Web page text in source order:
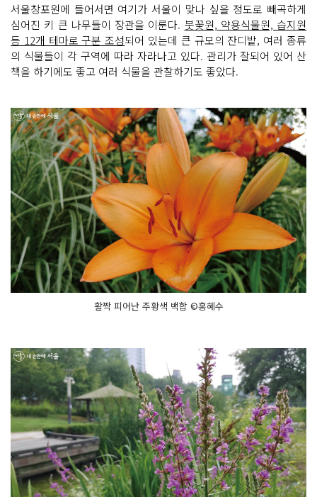
서울창포원에 들어서면 여기가 서울이 맞나 싶을 정도로 빼곡하게
심어진 키 큰 나무들이 장관을 이룬다. 붓꽃원, 약용식물원, 습지원
등 12개 테마로 구분 조성되어 있는데 큰 규모의 잔디밭, 여러 종류
의 식물들이 각 구역에 따라 자라나고 있다. 관리가 잘되어 있어 산
책을 하기에도 좋고 여러 식물을 관찰하기도 좋았다.
활짝 피어난 주황색 백합 ©홍혜수